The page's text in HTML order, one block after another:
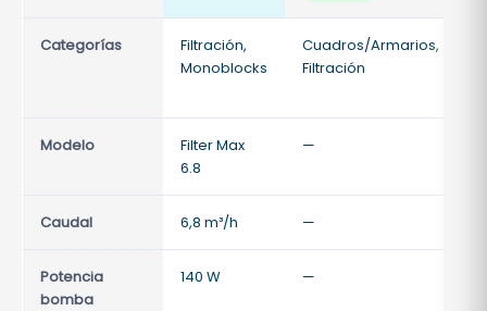
Categorías
Filtración,
Monoblocks
Cuadros/Armarios,
Filtración
Modelo
Filter Max
6.8
—
Caudal 6,8 m³/h —
Potencia
bomba
140 W —